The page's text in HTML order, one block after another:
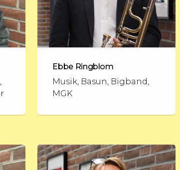
Ebbe Ringblom
Musik, Basun, Bigband,
MGK